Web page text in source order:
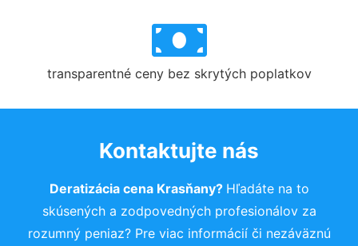
transparentné ceny bez skrytých poplatkov
Kontaktujte nás
Deratizácia cena Krasňany? Hľadáte na to
skúsených a zodpovedných profesionálov za
rozumný peniaz? Pre viac informácií či nezáväznú